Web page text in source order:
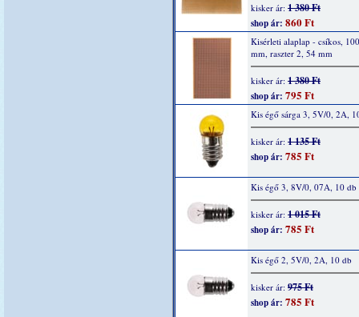
kisker ár: 1 380 Ft
shop ár: 860 Ft
Kisérleti alaplap - csíkos,
mm, raszter 2, 54 mm
kisker ár: 1 380 Ft
shop ár: 795 Ft
Kis égő sárga 3, 5V/0, 2A,
kisker ár: 1 135 Ft
shop ár: 785 Ft
Kis égő 3, 8V/0, 07A, 10 db
kisker ár: 1 015 Ft
shop ár: 785 Ft
Kis égő 2, 5V/0, 2A, 10 db
kisker ár: 975 Ft
shop ár: 785 Ft